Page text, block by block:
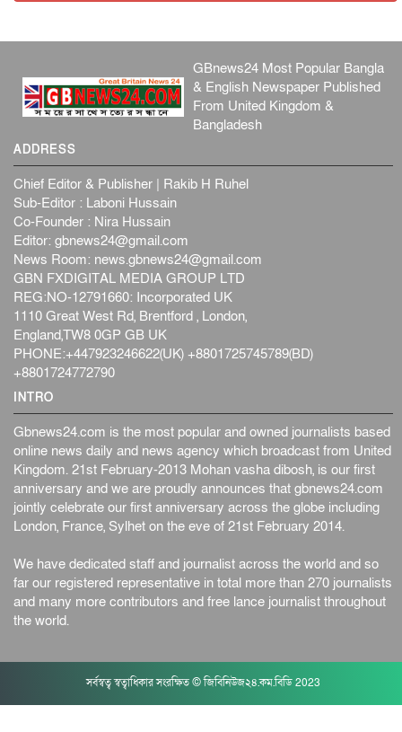
GBnews24 Most Popular Bangla
& English Newspaper Published
From United Kingdom &
Bangladesh
ADDRESS
Chief Editor & Publisher | Rakib H Ruhel
Sub-Editor : Laboni Hussain
Co-Founder : Nira Hussain
Editor: gbnews24@gmail.com
News Room: news.gbnews24@gmail.com
GBN FXDIGITAL MEDIA GROUP LTD
REG:NO-12791660: Incorporated UK
1110 Great West Rd, Brentford , London,
England,TW8 0GP GB UK
PHONE:+447923246622(UK) +8801725745789(BD)
+8801724772790
INTRO
Gbnews24.com is the most popular and owned journalists based
online news daily and news agency which broadcast from United
Kingdom. 21st February-2013 Mohan vasha dibosh, is our first
anniversary and we are proudly announces that gbnews24.com
jointly celebrate our first anniversary across the globe including
London, France, Sylhet on the eve of 21st February 2014.
We have dedicated staff and journalist across the world and so
far our registered representative in total more than 270 journalists
and many more contributors and free lance journalist throughout
the world.
সর্বস্বত্ব স্বত্বাধিকার সংরক্ষিত © জিবিনিউজ২৪.কম.বিডি 2023